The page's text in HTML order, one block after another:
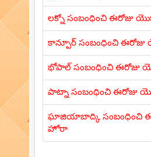
లక్నో సంబంధించి ఈరోజు
కాన్పూర్ సంబంధించి
భోపాల్ సంబంధించి ఈరోజు
పాట్నా సంబంధించి ఈరోజు
ఘాజియాబాద్కి సంబంధించి
హోరా